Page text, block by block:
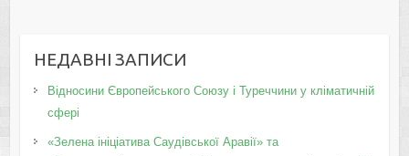
НЕДАВНІ ЗАПИСИ
Відносини Європейського Союзу і Туреччини у кліматичній
сфері
«Зелена ініціатива Саудівської Аравії» та